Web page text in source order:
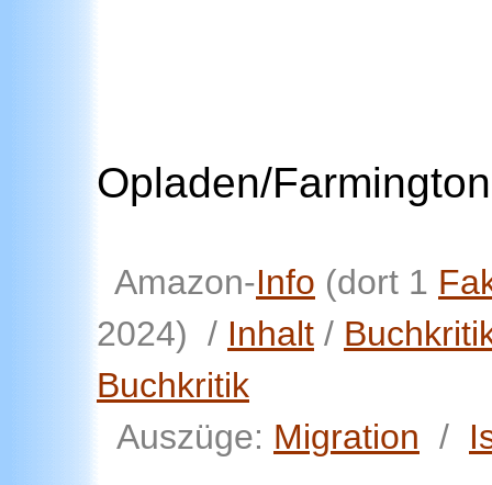
Opladen/
Amazon-Info (dort 1
2024) / Inhalt /
Buchkritik
Auszüge: Migration /